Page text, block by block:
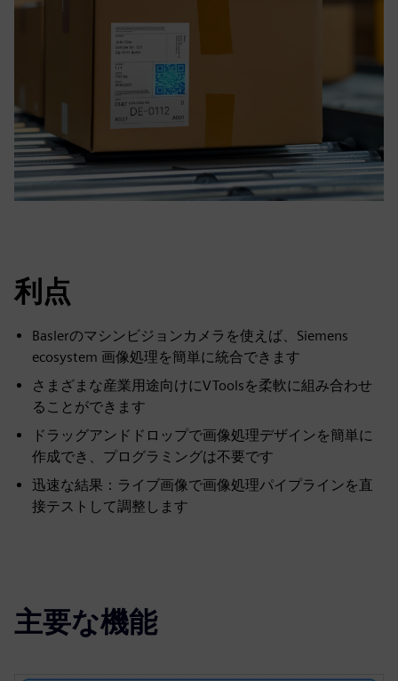
利点
Baslerのマシンビジョンカメラを使えば、Siemens
ecosystem 画像処理を簡単に統合できます
さまざまな産業用途向けにVToolsを柔軟に組み合わせ
ることができます
ドラッグアンドドロップで画像処理デザインを簡単に
作成でき、プログラミングは不要です
迅速な結果：ライブ画像で画像処理パイプラインを直
接テストして調整します
主要な機能